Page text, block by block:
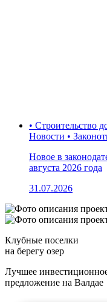
• Строительство
Новости •
Новое в
августа 2026 года
31.07.2026
Клубные поселки
на берегу озер
Лучшее
предложение на Валдае